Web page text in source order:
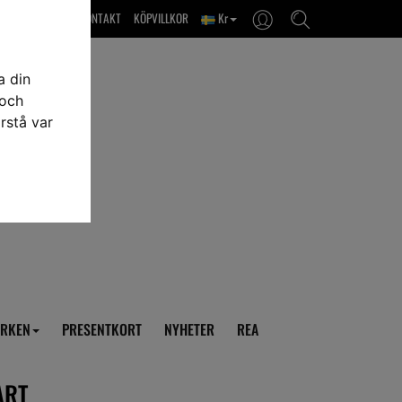
din
var
Kr
KÖPVILLKOR
OM OSS & KONTAKT
PRESENTKORT NYHETER REA